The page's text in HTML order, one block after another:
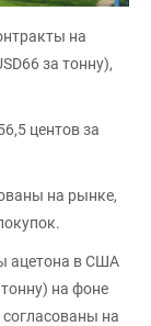
на
за тонну),
центов за
на рынке,
ацетона в США
на фоне
на